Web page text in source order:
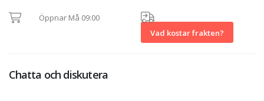
Öppnar Må 09:00
Vad kostar frakten?
Chatta och diskutera